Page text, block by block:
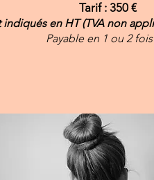
Tarif : 350 €
indiqués en HT (TVA non
Payable en 1 ou 2 fois